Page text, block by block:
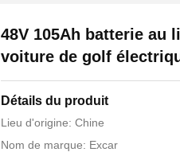
48V 105Ah batterie au
voiture de golf
Détails du produit
Lieu d'origine: Chine
Nom de marque: Excar